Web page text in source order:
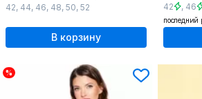
42, 44, 46, 48, 50, 52
В корзину
42 , 46
последний
%